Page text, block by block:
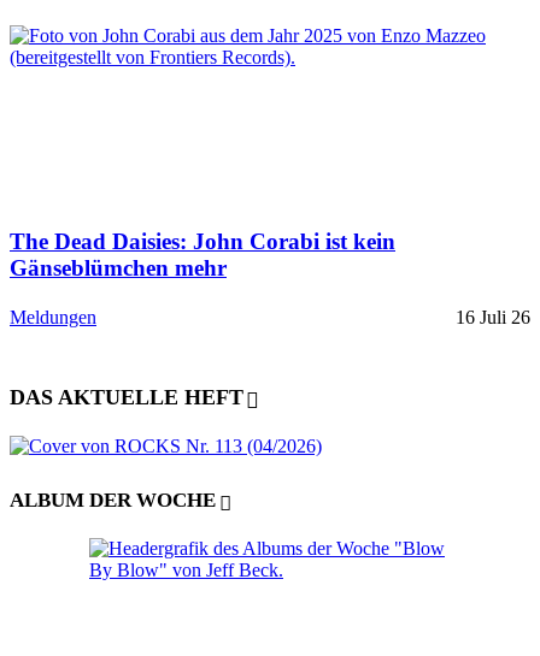
The Dead Daisies: John Corabi ist kein
Gänseblümchen mehr
Meldungen 16 Juli 26
DAS AKTUELLE HEFT
ALBUM DER WOCHE